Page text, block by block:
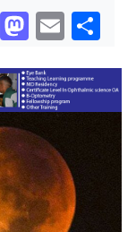
Facebook
Email